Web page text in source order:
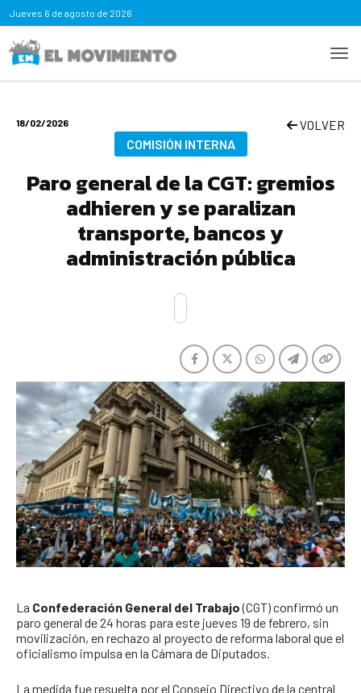
Jueves 6 de agosto de 2026
18/02/2026 VOLVER
COMISIÓN INTERNA
Paro general de la CGT: gremios
adhieren y se paralizan
transporte, bancos y
administración pública
La Confederación General del Trabajo(CGT) confirmó un
paro general de 24 horas para este jueves 19 de febrero, sin
movilización, en rechazo al proyecto de reforma laboral que el
oficialismo impulsa en la Cámara de Diputados.
La medida fue resuelta por el Consejo Directivo de la central